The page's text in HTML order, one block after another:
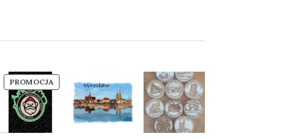
PROMOCJAPRODUKT
W
PROMOCJI